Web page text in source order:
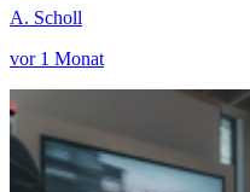
A. Scholl
vor 1 Monat